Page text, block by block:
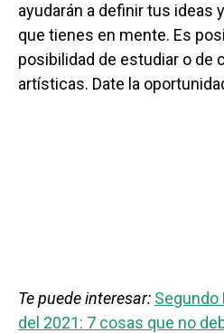
ayudarán a definir tus ideas
que tienes en mente. Es
posibilidad de estudiar o de
artísticas. Date la
Te puede interesar:
del 2021: 7 cosas que no